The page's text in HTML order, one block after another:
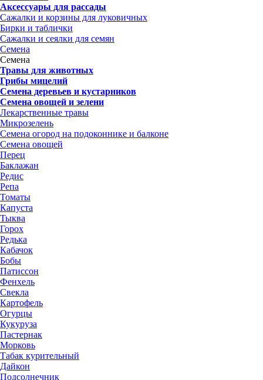
Аксессуары для рассады
Сажалки и корзины для луковичных
Бирки и таблички
Сажалки и сеялки для семян
Семена
Семена
Травы для животных
Грибы мицелий
Семена деревьев и кустарников
Семена овощей и зелени
Лекарственные травы
Микрозелень
Семена огород на подоконнике и балконе
Семена овощей
Перец
Баклажан
Редис
Репа
Томаты
Капуста
Тыква
Горох
Редька
Кабачок
Бобы
Патиссон
Фенхель
Свекла
Картофель
Огурцы
Кукуруза
Пастернак
Морковь
Табак курительный
Дайкон
Подсолнечник